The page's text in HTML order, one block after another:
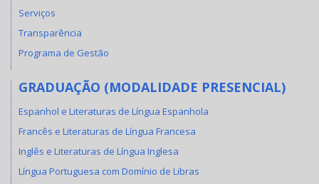
Serviços
Transparência
Programa de Gestão
GRADUAÇÃO (MODALIDADE PRESENCIAL)
Espanhol e Literaturas de Língua Espanhola
Francês e Literaturas de Língua Francesa
Inglês e Literaturas de Língua Inglesa
Língua Portuguesa com Domínio de Libras